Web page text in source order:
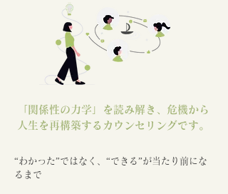
「関係性の力学」を読み解き、危機から
人生を再構築するカウンセリングです。
“わかった”ではなく、“できる”が当たり前にな
るまで